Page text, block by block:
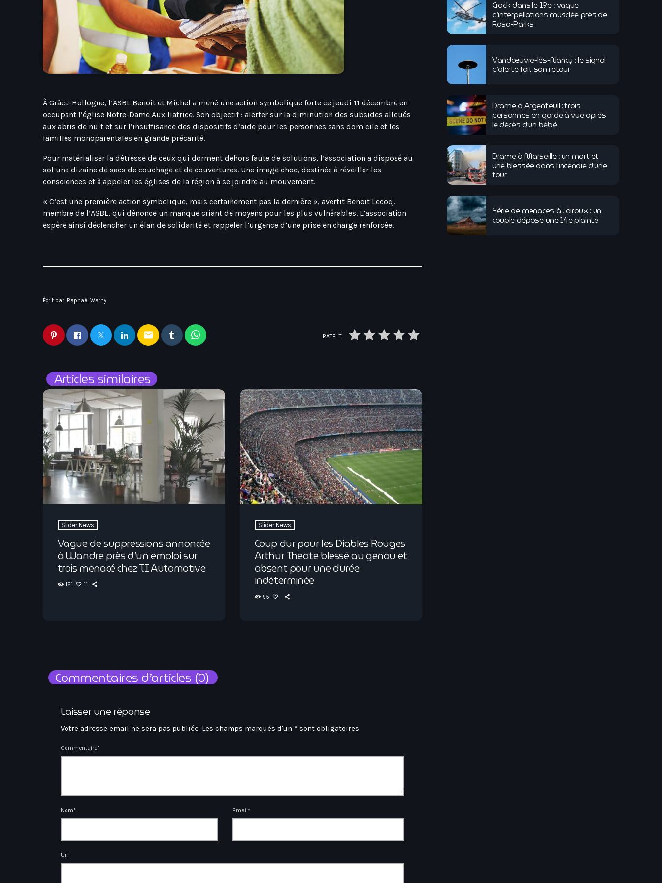
À Grâce-Hollogne, l’ASBL Benoit et Michel a mené une action symbolique forte ce jeudi 11 décembre en
occupant l’église Notre-Dame Auxiliatrice. Son objectif : alerter sur la diminution des subsides alloués
aux abris de nuit et sur l’insuffisance des dispositifs d’aide pour les personnes sans domicile et les
familles monoparentales en grande précarité.
Pour matérialiser la détresse de ceux qui dorment dehors faute de solutions, l’association a disposé au
sol une dizaine de sacs de couchage et de couvertures. Une image choc, destinée à réveiller les
consciences et à appeler les églises de la région à se joindre au mouvement.
« C’est une première action symbolique, mais certainement pas la dernière », avertit Benoit Lecoq,
membre de l’ASBL, qui dénonce un manque criant de moyens pour les plus vulnérables. L’association
espère ainsi déclencher un élan de solidarité et rappeler l’urgence d’une prise en charge renforcée.
Écrit par: Raphaël Warny
email RATE IT
Articles similaires
Slider News
Vague de suppressions annoncée
à Wandre près d’un emploi sur
trois menacé chez TI Automotive
121 11
Slider News
Coup dur pour les Diables Rouges
Arthur Theate blessé au genou et
absent pour une durée
indéterminée
95
Commentaires d’articles (0)
Laisser une réponse
Votre adresse email ne sera pas publiée. Les champs marqués d'un * sont obligatoires
Commentaire*
Nom* Email*
Url
Crack dans le 19e : vague
d’interpellations musclée près de
Rosa-Parks
Vandœuvre-lès-Nancy : le signal
d’alerte fait son retour
Drame à Argenteuil : trois
personnes en garde à vue après
le décès d’un bébé
Drame à Marseille : un mort et
une blessée dans l’incendie d’une
tour
Série de menaces à Lairoux : un
couple dépose une 14e plainte